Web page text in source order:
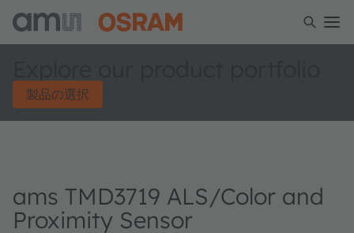
製品の選択
ams TMD3719 ALS/Color and
Proximity Sensor